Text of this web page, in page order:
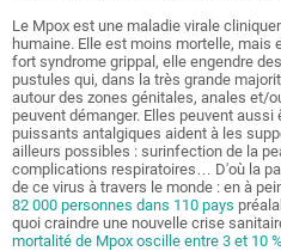
Le Mpox est une maladie virale
humaine. Elle est moins mortelle, mais
fort syndrome grippal, elle engendre
pustules qui, dans la très grande
autour des zones génitales, anales et/
peuvent démanger. Elles peuvent
puissants antalgiques aident à les
ailleurs possibles : surinfection de la
complications respiratoires… D'où la
de ce virus à travers le monde : en à
82 000 personnes dans 110 pays
quoi craindre une nouvelle crise
mortalité de Mpox oscille entre 3 et 10 %